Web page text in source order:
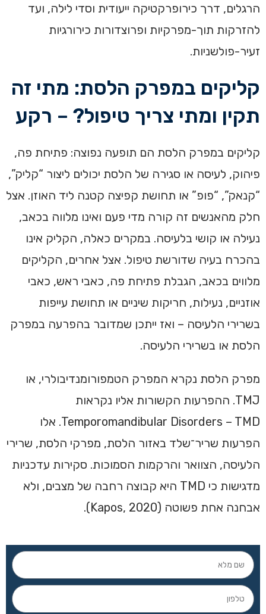
הרגלים, דרך כירופרקטיקה ייעודית וסדי לילה, ועד
להזרקות תוך-מפרקיות ופרוצדורות כירורגיות
זעיר-פולשניות.
קליקים במפרק הלסת: מתי זה
תקין ומתי צריך טיפול? – רקע
קליקים במפרק הלסת הם תופעה נפוצה: פתיחת פה,
פיהוק, לעיסה או סגירה של הלסת יכולים ליצור “קליק”,
“קנאק”, “פופ” או תחושת קפיצה קטנה ליד האוזן. אצל
חלק מהאנשים זה קורה מדי פעם ואינו מלווה בכאב,
נעילה או קושי בלעיסה. במקרים כאלה, הקליק אינו
בהכרח בעיה שדורשת טיפול. אצל אחרים, הקליקים
מלווים בכאב, הגבלת פתיחת פה, כאבי ראש, כאבי
אוזניים, נעילות, חריקות שיניים או תחושת עייפות
בשרירי הלעיסה – ואז ייתכן שמדובר בהפרעה במפרק
הלסת או בשרירי הלעיסה.
מפרק הלסת נקרא המפרק הטמפורומנדיבולרי, או
TMJ. ההפרעות הקשורות אליו נקראות
Temporomandibular Disorders – TMD. אלו
הפרעות שריר־שלד באזור הלסת, מפרקי הלסת, שרירי
הלעיסה, הצוואר והרקמות הסמוכות. סקירות עדכניות
מדגישות כי TMD היא קבוצה רחבה של מצבים, ולא
אבחנה אחת פשוטה (Kapos, 2020).